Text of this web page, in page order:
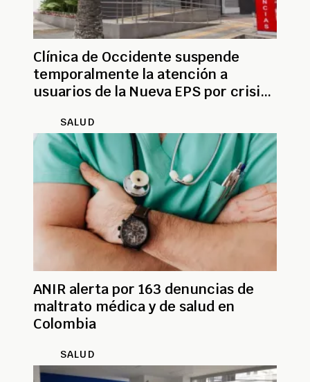
Clínica de Occidente suspende
temporalmente la atención a
usuarios de la Nueva EPS por crisis
SALUD
ANIR alerta por 163 denuncias de
maltrato médica y de salud en
Colombia
SALUD